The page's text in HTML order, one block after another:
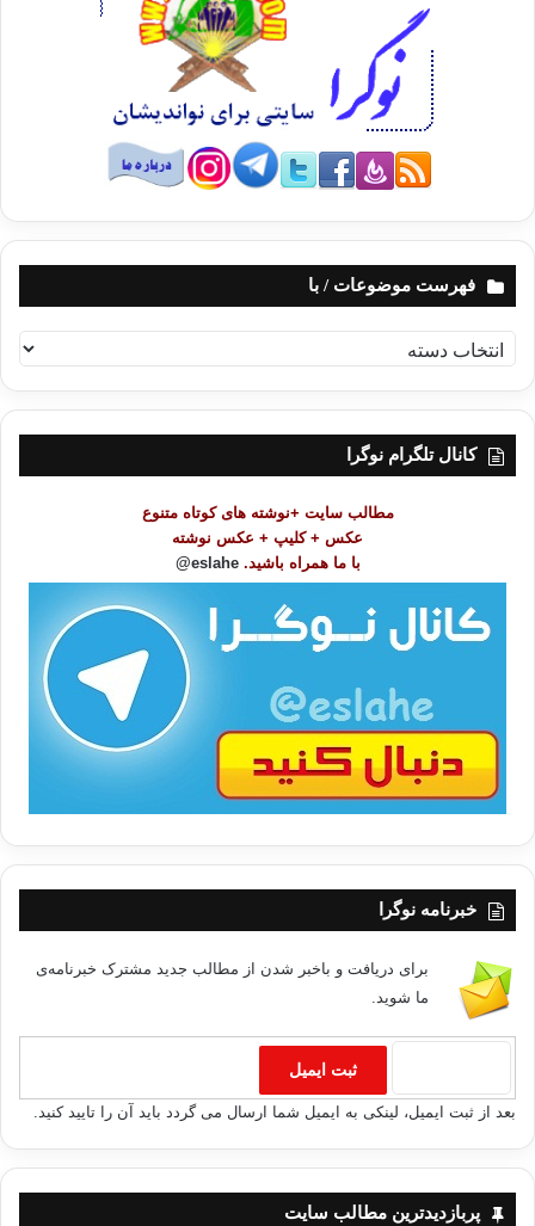
فهرست موضوعات / با
ه
ر
کانال تلگرام نوگرا
مطالب سایت +نوشته های کوتاه متنوع
عکس + کلیپ + عکس نوشته
با ما همراه باشید. eslahe@
خبرنامه نوگرا
برای دریافت و باخبر شدن از مطالب جدید مشترک خبرنامه‌ی
ما شوید.
بعد از ثبت ایمیل، لینکی به ایمیل شما ارسال می گردد باید آن را تایید کنید.
پربازدیدترین مطالب سایت